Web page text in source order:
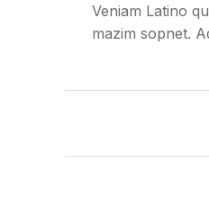
Veniam Latino
mazim sopnet.